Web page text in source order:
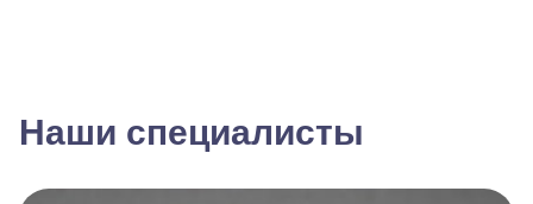
Наши специалисты